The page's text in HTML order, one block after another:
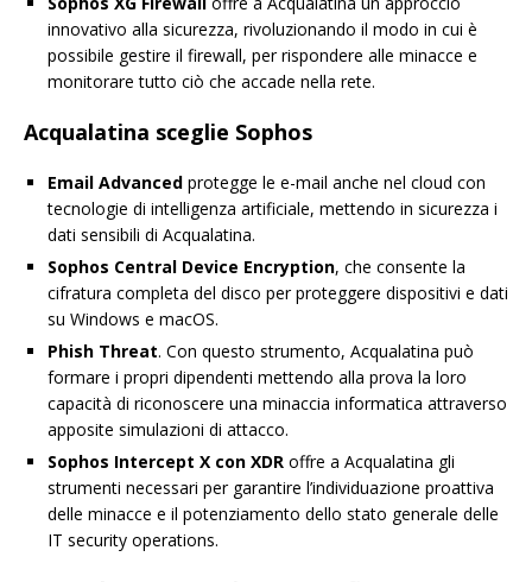
innovativo alla sicurezza, rivoluzionando il modo in cui è
possibile gestire il firewall, per rispondere alle minacce e
monitorare tutto ciò che accade nella rete.
Acqualatina sceglie Sophos
Email Advanced protegge le e-mail anche nel cloud con
tecnologie di intelligenza artificiale, mettendo in sicurezza i
dati sensibili di Acqualatina.
Sophos Central Device Encryption, che consente la
cifratura completa del disco per proteggere dispositivi e dati
su Windows e macOS.
Phish Threat. Con questo strumento, Acqualatina può
formare i propri dipendenti mettendo alla prova la loro
capacità di riconoscere una minaccia informatica attraverso
apposite simulazioni di attacco.
Sophos Intercept X con XDR offre a Acqualatina gli
strumenti necessari per garantire l’individuazione proattiva
delle minacce e il potenziamento dello stato generale delle
IT security operations.